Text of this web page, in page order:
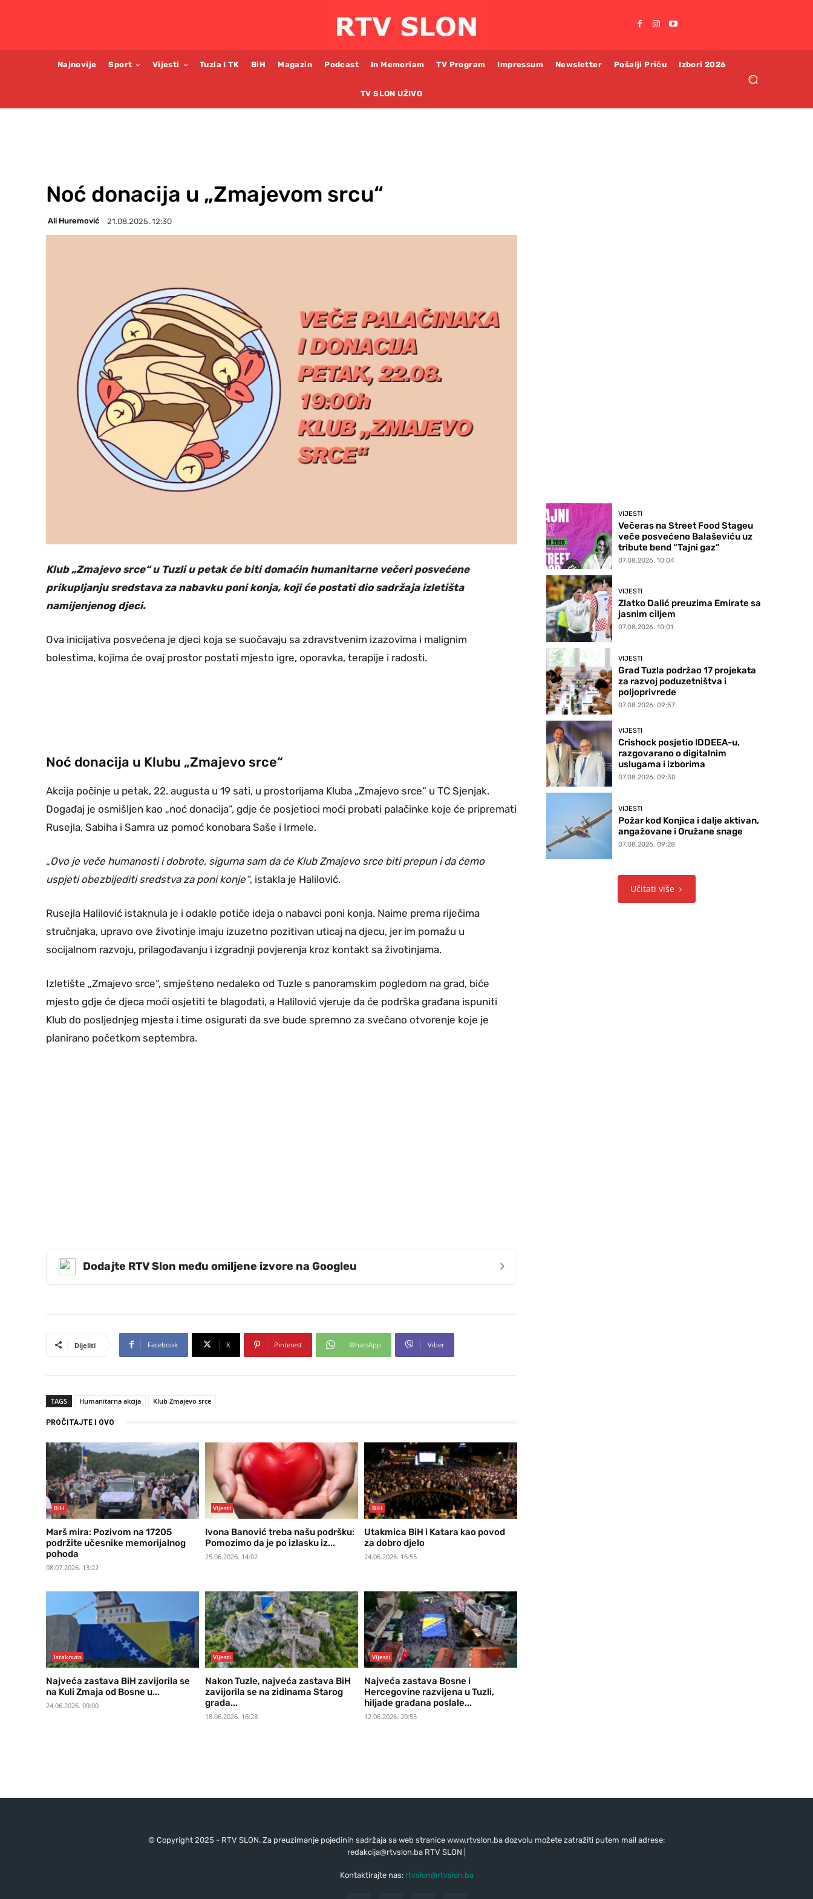
Najnovije Sport Vijesti Tuzla I TK BiH Magazin Podcast In Memoriam TV Program Impressum Newsletter Pošalji Priču Izbori 2026
TV SLON UŽIVO
Noć donacija u „Zmajevom srcu“
Ali Huremović 21.08.2025. 12:30
Klub „Zmajevo srce“ u Tuzli u petak će biti domaćin humanitarne večeri posvećene
prikupljanju sredstava za nabavku poni konja, koji će postati dio sadržaja izletišta
namijenjenog djeci.
Ova inicijativa posvećena je djeci koja se suočavaju sa zdravstvenim izazovima i malignim
bolestima, kojima će ovaj prostor postati mjesto igre, oporavka, terapije i radosti.
Noć donacija u Klubu „Zmajevo srce“
Akcija počinje u petak, 22. augusta u 19 sati, u prostorijama Kluba „Zmajevo srce“ u TC Sjenjak.
Događaj je osmišljen kao „noć donacija“, gdje će posjetioci moći probati palačinke koje će pripremati
Rusejla, Sabiha i Samra uz pomoć konobara Saše i Irmele.
„Ovo je veče humanosti i dobrote, sigurna sam da će Klub Zmajevo srce biti prepun i da ćemo
uspjeti obezbijediti sredstva za poni konje“, istakla je Halilović.
Rusejla Halilović istaknula je i odakle potiče ideja o nabavci poni konja. Naime prema riječima
stručnjaka, upravo ove životinje imaju izuzetno pozitivan uticaj na djecu, jer im pomažu u
socijalnom razvoju, prilagođavanju i izgradnji povjerenja kroz kontakt sa životinjama.
Izletište „Zmajevo srce“, smješteno nedaleko od Tuzle s panoramskim pogledom na grad, biće
mjesto gdje će djeca moći osjetiti te blagodati, a Halilović vjeruje da će podrška građana ispuniti
Klub do posljednjeg mjesta i time osigurati da sve bude spremno za svečano otvorenje koje je
planirano početkom septembra.
Dodajte RTV Slon među omiljene izvore na Googleu ›
Dijeliti Facebook X Pinterest WhatsApp Viber
TAGS Humanitarna akcija Klub Zmajevo srce
PROČITAJTE I OVO
BiH
Marš mira: Pozivom na 17205
podržite učesnike memorijalnog
pohoda
08.07.2026. 13:22
Vijesti
Ivona Banović treba našu podršku:
Pomozimo da je po izlasku iz...
25.06.2026. 14:02
BiH
Utakmica BiH i Katara kao povod
za dobro djelo
24.06.2026. 16:55
Istaknuto
Najveća zastava BiH zavijorila se
na Kuli Zmaja od Bosne u...
24.06.2026. 09:00
Vijesti
Nakon Tuzle, najveća zastava BiH
zavijorila se na zidinama Starog
grada...
18.06.2026. 16:28
Vijesti
Najveća zastava Bosne i
Hercegovine razvijena u Tuzli,
hiljade građana poslale...
12.06.2026. 20:53
VIJESTI
Večeras na Street Food Stageu
veče posvećeno Balaševiću uz
tribute bend “Tajni gaz”
07.08.2026. 10:04
VIJESTI
Zlatko Dalić preuzima Emirate sa
jasnim ciljem
07.08.2026. 10:01
VIJESTI
Grad Tuzla podržao 17 projekata
za razvoj poduzetništva i
poljoprivrede
07.08.2026. 09:57
VIJESTI
Crishock posjetio IDDEEA-u,
razgovarano o digitalnim
uslugama i izborima
07.08.2026. 09:30
VIJESTI
Požar kod Konjica i dalje aktivan,
angažovane i Oružane snage
07.08.2026. 09:28
Učitati više
© Copyright 2025 - RTV SLON. Za preuzimanje pojedinih sadržaja sa web stranice www.rtvslon.ba dozvolu možete zatražiti putem mail adrese:
redakcija@rtvslon.baRTV SLON |
Kontaktirajte nas: rtvslon@rtvslon.ba